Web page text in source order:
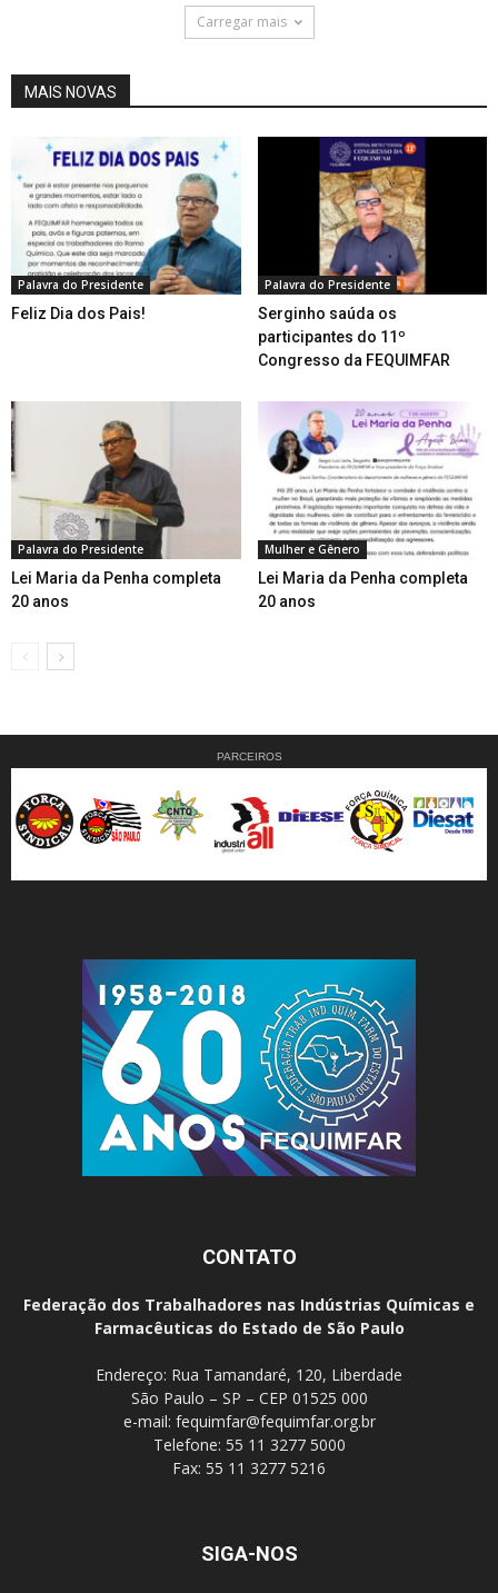
Carregar mais
MAIS NOVAS
Palavra do Presidente
Feliz Dia dos Pais!
Palavra do Presidente
Serginho saúda os
participantes do 11º
Congresso da FEQUIMFAR
Palavra do Presidente
Lei Maria da Penha completa
20 anos
Mulher e Gênero
Lei Maria da Penha completa
20 anos
PARCEIROS
CONTATO
Federação dos Trabalhadores nas Indústrias Químicas e
Farmacêuticas do Estado de São Paulo
Endereço: Rua Tamandaré, 120, Liberdade
São Paulo – SP – CEP 01525 000
e-mail: fequimfar@fequimfar.org.br
Telefone: 55 11 3277 5000
Fax: 55 11 3277 5216
SIGA-NOS